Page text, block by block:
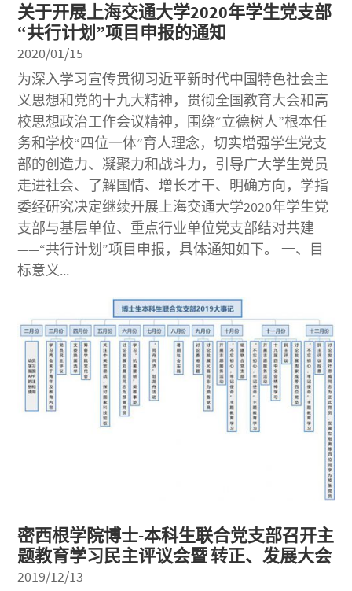
关于开展上海交通大学2020年学生党支部
“共行计划”项目申报的通知
2020/01/15
为深入学习宣传贯彻习近平新时代中国特色社会主
义思想和党的十九大精神，贯彻全国教育大会和高
校思想政治工作会议精神，围绕“立德树人”根本任
务和学校“四位一体”育人理念，切实增强学生党支
部的创造力、凝聚力和战斗力，引导广大学生党员
走进社会、了解国情、增长才干、明确方向，学指
委经研究决定继续开展上海交通大学2020年学生党
支部与基层单位、重点行业单位党支部结对共建
——“共行计划”项目申报，具体通知如下。 一、目
标意义...
密西根学院博士-本科生联合党支部召开主
题教育学习民主评议会暨 转正、发展大会
2019/12/13